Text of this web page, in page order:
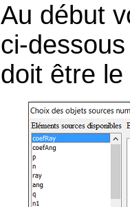
Au début
ci-
doit être